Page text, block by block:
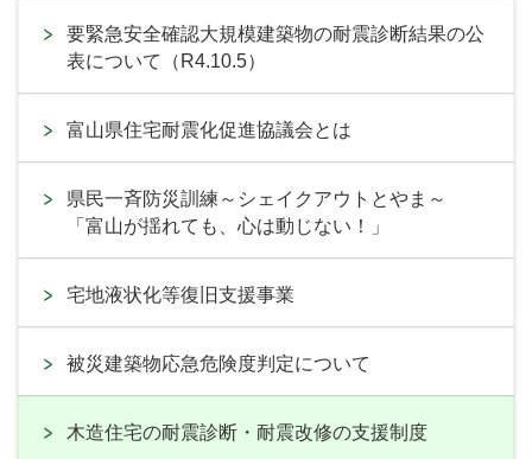
要緊急安全確認大規模建築物の耐震診断結果の公
表について（R4.10.5）
富山県住宅耐震化促進協議会とは
県民一斉防災訓練～シェイクアウトとやま～
「富山が揺れても、心は動じない！」
宅地液状化等復旧支援事業
被災建築物応急危険度判定について
木造住宅の耐震診断・耐震改修の支援制度